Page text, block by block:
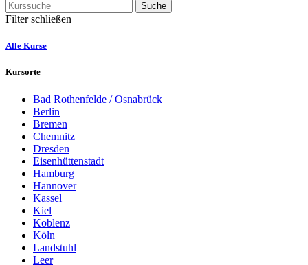
Suche
Filter schließen
Alle Kurse
Kursorte
Bad Rothenfelde / Osnabrück
Berlin
Bremen
Chemnitz
Dresden
Eisenhüttenstadt
Hamburg
Hannover
Kassel
Kiel
Koblenz
Köln
Landstuhl
Leer